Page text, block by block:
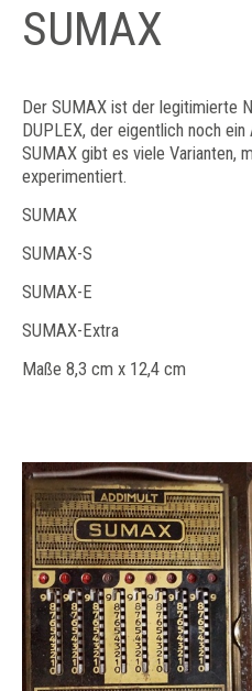
SUMAX
Der SUMAX ist der legitimierte
DUPLEX, der eigentlich noch
SUMAX gibt es viele Varianten,
experimentiert.
SUMAX
SUMAX-S
SUMAX-E
SUMAX-Extra
Maße 8,3 cm x 12,4 cm